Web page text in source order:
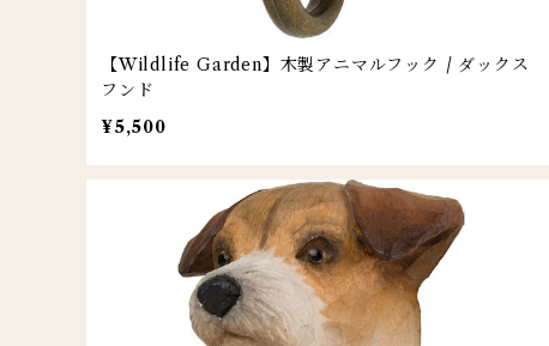
【Wildlife Garden】木製アニマルフック / ダックス
フンド
¥5,500